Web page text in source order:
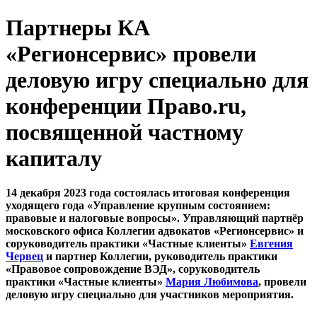
Партнеры КА
«Регионсервис» провели
деловую игру специально для
конференции Право.ru,
посвященной частному
капиталу
14 декабря 2023 года состоялась итоговая конференция
уходящего года «Управление крупным состоянием:
правовые и налоговые вопросы». Управляющий партнёр
московского офиса Коллегии адвокатов «Регионсервис» и
соруководитель практики «Частные клиенты» Евгения
Червец и партнер Коллегии, руководитель практики
«Правовое сопровождение ВЭД», соруководитель
практики «Частные клиенты» Мария Любимова, провели
деловую игру специально для участников мероприятия.